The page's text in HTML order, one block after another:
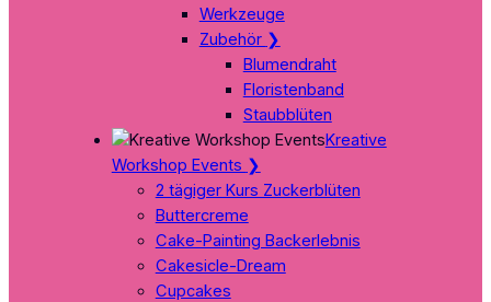
Werkzeuge
Zubehör ❯
Blumendraht
Floristenband
Staubblüten
Kreative
Workshop Events ❯
2 tägiger Kurs Zuckerblüten
Buttercreme
Cake-Painting Backerlebnis
Cakesicle-Dream
Cupcakes